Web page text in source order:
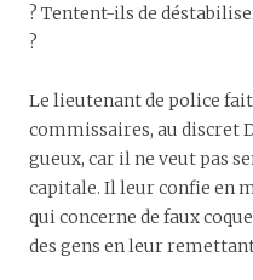
? Tentent-ils de
?
Le lieutenant de police fait
commissaires, au discret
gueux, car il ne veut pas
capitale. Il leur confie en
qui concerne de faux
des gens en leur